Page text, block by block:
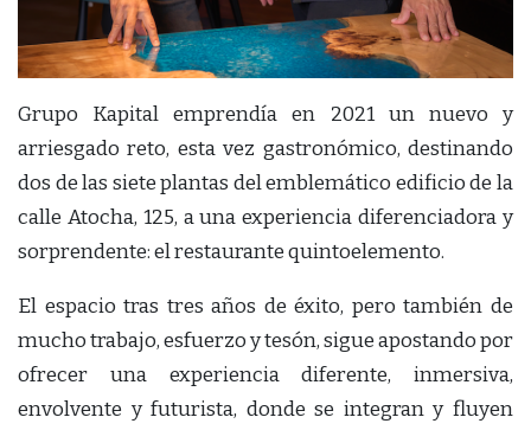
Grupo Kapital emprendía en 2021 un nuevo y
arriesgado reto, esta vez gastronómico, destinando
dos de las siete plantas del emblemático edificio de la
calle Atocha, 125, a una experiencia diferenciadora y
sorprendente: el restaurante quintoelemento.
El espacio tras tres años de éxito, pero también de
mucho trabajo, esfuerzo y tesón, sigue apostando por
ofrecer una experiencia diferente, inmersiva,
envolvente y futurista, donde se integran y fluyen